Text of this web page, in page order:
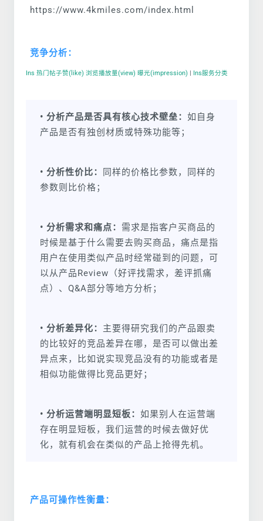
https://www.4kmiles.com/index.html
竞争分析：
Ins 热门帖子赞(like) 浏览播放量(view) 曝光(impression) | Ins服务分类
• 分析产品是否具有核心技术壁垒： 如自身
产品是否有独创材质或特殊功能等；
• 分析性价比：
同样的价格比参数，同样的
参数则比价格；
• 分析需求和痛点： 需求是指客户买商品的
时候是基于什么需要去购买商品，痛点是指
用户在使用类似产品时经常碰到的问题，可
以从产品Review（好评找需求，差评抓痛
点）、Q&A部分等地方分析；
• 分析差异化： 主要得研究我们的产品跟卖
的比较好的竞品差异在哪，是否可以做出差
异点来，比如说实现竞品没有的功能或者是
相似功能做得比竞品更好；
• 分析运营端明显短板： 如果别人在运营端
存在明显短板，我们运营的时候去做好优
化，就有机会在类似的产品上抢得先机。
产品可操作性衡量：